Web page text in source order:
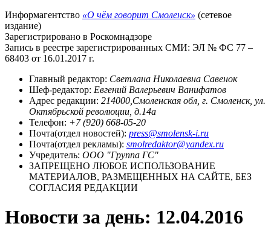
Информагентство «О чём говорит Смоленск» (сетевое
издание)
Зарегистрировано в Роскомнадзоре
Запись в реестре зарегистрированных СМИ: ЭЛ № ФС 77 –
68403 от 16.01.2017 г.
Главный редактор: Светлана Николаевна Савенок
Шеф-редактор: Евгений Валерьевич Ванифатов
Адрес редакции: 214000,Смоленская обл, г. Смоленск, ул.
Октябрьской революции, д.14а
Телефон: +7 (920) 668-05-20
Почта(отдел новостей): press@smolensk-i.ru
Почта(отдел рекламы): smolredaktor@yandex.ru
Учредитель: ООО "Группа ГС"
ЗАПРЕЩЕНО ЛЮБОЕ ИСПОЛЬЗОВАНИЕ
МАТЕРИАЛОВ, РАЗМЕЩЕННЫХ НА САЙТЕ, БЕЗ
СОГЛАСИЯ РЕДАКЦИИ
Новости за день: 12.04.2016